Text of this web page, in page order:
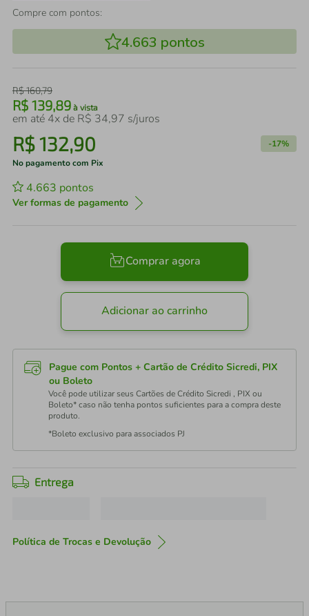
Compre com pontos:
4.663 pontos
R$160,79
R$ 139,89 à vista
em até 4x de R$ 34,97 s/juros
R$132,90 -17%
No pagamento com Pix
4.663 pontos
Ver formas de pagamento
Comprar agora
Adicionar ao carrinho
Pague com Pontos + Cartão de Crédito Sicredi, PIX
ou Boleto
Você pode utilizar seus Cartões de Crédito Sicredi , PIX ou
Boleto* caso não tenha pontos suficientes para a compra deste
produto.
*Boleto exclusivo para associados PJ
Entrega
Política de Trocas e Devolução